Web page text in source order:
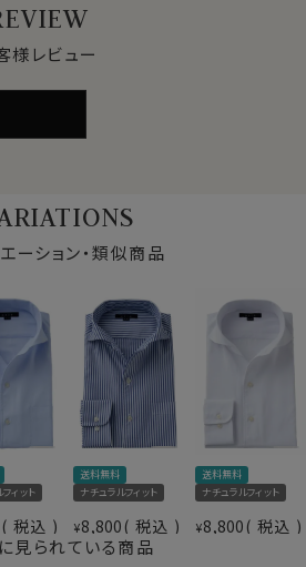
める方へ
ーズン・ファブリックは、暑いと
は暖かい。
ツに適した素材です。
用感が持続。
です。
非常に楽
なりにくい。
。
級前後）
％
＝COOLMAX®ファブリック）
様レビュー
ーション・類似商品
ィット
税込
送料無料
ナチュラルフィット
¥8,800 税込
送料無料
ナチュラルフィット
¥8,800 税込
見られている商品